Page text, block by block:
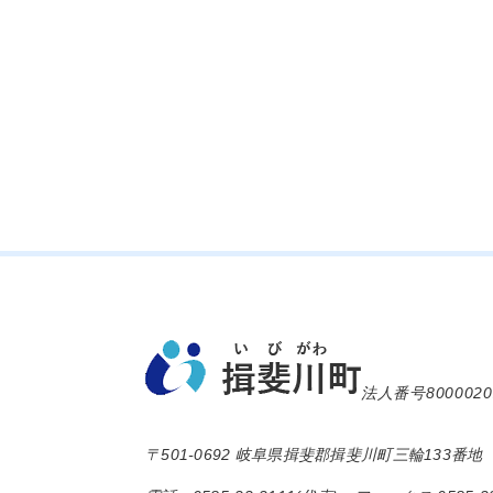
法人番号
〒501-0692 岐阜県揖斐郡揖斐川町三輪133番地